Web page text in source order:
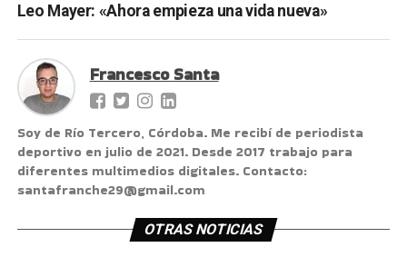
Leo Mayer: «Ahora empieza una vida nueva»
Francesco Santa
Soy de Río Tercero, Córdoba. Me recibí de periodista
deportivo en julio de 2021. Desde 2017 trabajo para
diferentes multimedios digitales. Contacto:
santafranche29@gmail.com
OTRAS NOTICIAS